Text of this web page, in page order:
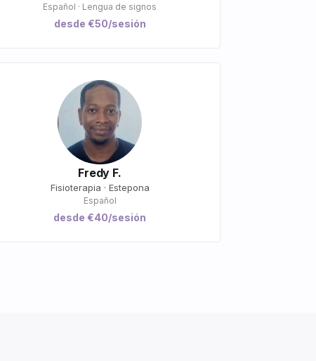
Español · Lengua de signos
desde €50/sesión
Fredy F.
Fisioterapia · Estepona
Español
desde €40/sesión